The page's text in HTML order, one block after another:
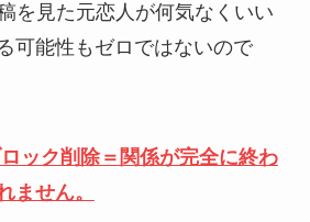
を見た元恋人が何気なくいい
可能性もゼロではないので
ック削除＝関係が完全に終わ
ません。